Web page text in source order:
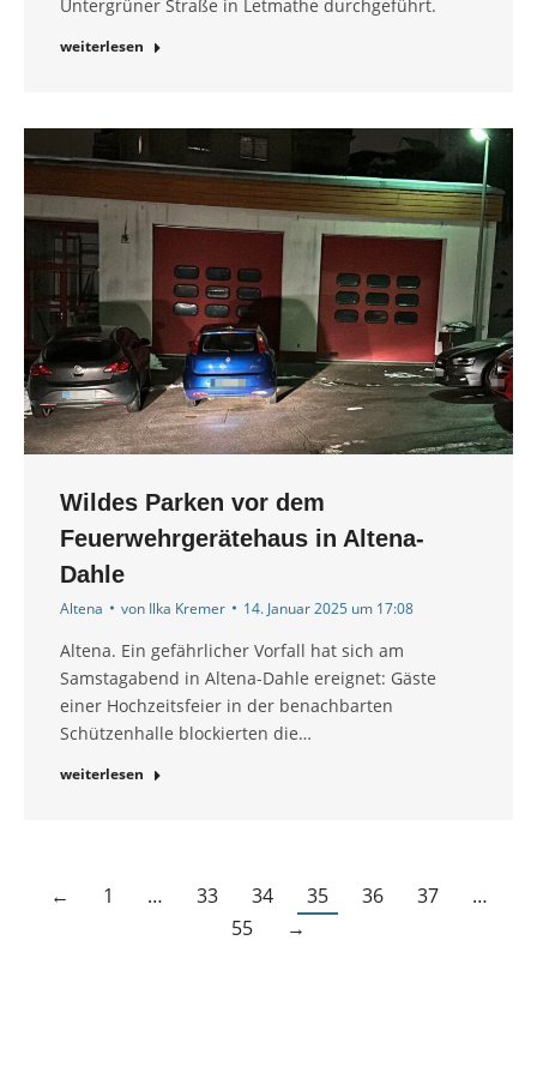
Untergrüner Straße in Letmathe durchgeführt.
weiterlesen
Wildes Parken vor dem
Feuerwehrgerätehaus in Altena-
Dahle
Altena von Ilka Kremer 14. Januar 2025 um 17:08
Altena. Ein gefährlicher Vorfall hat sich am
Samstagabend in Altena-Dahle ereignet: Gäste
einer Hochzeitsfeier in der benachbarten
Schützenhalle blockierten die…
weiterlesen
← 1 … 33 34 35 36 37
…
55
→